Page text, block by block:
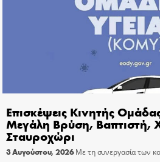
Επισκέψεις Κινητής
Μεγάλη Βρύση, Βαπτιστή,
Σταυροχώρι
3 Αυγούστου, 2026 Με τη συνεργασία των